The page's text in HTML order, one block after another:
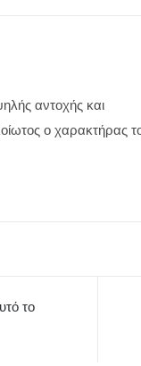
αντοχής και
ο χαρακτήρας
το